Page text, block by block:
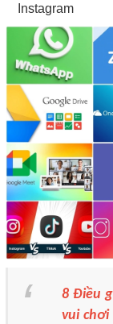
Instagram
8 Điều
vui